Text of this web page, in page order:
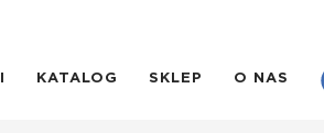
KATALOG SKLEP O NAS